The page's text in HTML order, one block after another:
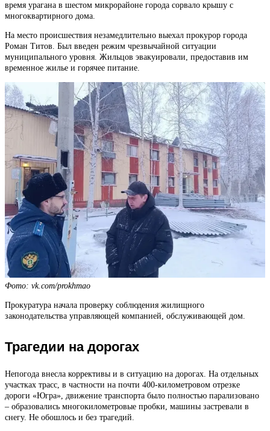
время урагана в шестом микрорайоне города сорвало крышу с
многоквартирного дома.
На место происшествия незамедлительно выехал прокурор города
Роман Титов. Был введен режим чрезвычайной ситуации
муниципального уровня. Жильцов эвакуировали, предоставив им
временное жилье и горячее питание.
Фото: vk.com/prokhmao
Прокуратура начала проверку соблюдения жилищного
законодательства управляющей компанией, обслуживающей дом.
Трагедии на дорогах
Непогода внесла коррективы и в ситуацию на дорогах. На отдельных
участках трасс, в частности на почти 400-километровом отрезке
дороги «Югра», движение транспорта было полностью парализовано
– образовались многокилометровые пробки, машины застревали в
снегу. Не обошлось и без трагедий.